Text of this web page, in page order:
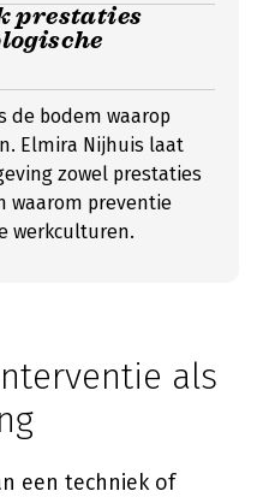
prestaties
de bodem waarop
Elmira Nijhuis laat
zowel prestaties
waarom preventie
werkculturen.
als
een techniek of